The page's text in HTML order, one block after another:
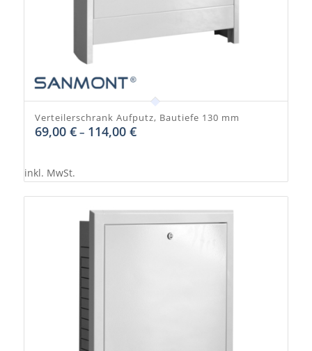
Verteilerschrank Aufputz, Bautiefe 130 mm
69,00 €– 114,00 €
inkl. MwSt.